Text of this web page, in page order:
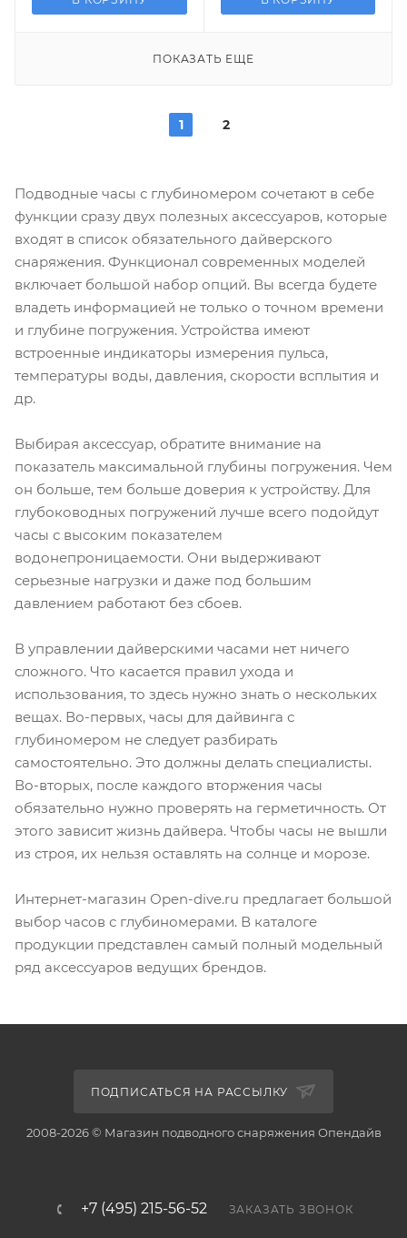
ПОКАЗАТЬ ЕЩЕ
1 2
Подводные часы с глубиномером сочетают в себе
функции сразу двух полезных аксессуаров, которые
входят в список обязательного дайверского
снаряжения. Функционал современных моделей
включает большой набор опций. Вы всегда будете
владеть информацией не только о точном времени
и глубине погружения. Устройства имеют
встроенные индикаторы измерения пульса,
температуры воды, давления, скорости всплытия и
др.
Выбирая аксессуар, обратите внимание на
показатель максимальной глубины погружения. Чем
он больше, тем больше доверия к устройству. Для
глубоководных погружений лучше всего подойдут
часы с высоким показателем
водонепроницаемости. Они выдерживают
серьезные нагрузки и даже под большим
давлением работают без сбоев.
В управлении дайверскими часами нет ничего
сложного. Что касается правил ухода и
использования, то здесь нужно знать о нескольких
вещах. Во-первых, часы для дайвинга с
глубиномером не следует разбирать
самостоятельно. Это должны делать специалисты.
Во-вторых, после каждого вторжения часы
обязательно нужно проверять на герметичность. От
этого зависит жизнь дайвера. Чтобы часы не вышли
из строя, их нельзя оставлять на солнце и морозе.
Интернет-магазин Оpen-dive.ru предлагает большой
выбор часов с глубиномерами. В каталоге
продукции представлен самый полный модельный
ряд аксессуаров ведущих брендов.
ПОДПИСАТЬСЯ НА РАССЫЛКУ
2008-2026 © Магазин подводного снаряжения Опендайв
+7 (495) 215-56-52 ЗАКАЗАТЬ ЗВОНОК